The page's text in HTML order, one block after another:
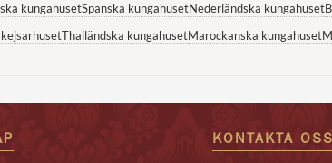
kungahusetSpanska kungahusetNederländska kungahuset
Thailändska kungahusetMarockanska kungahuset
KONTAKTA OSS